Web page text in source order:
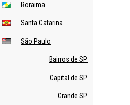
Roraima
Santa Catarina
São Paulo
Bairros de SP
Capital de SP
Grande SP